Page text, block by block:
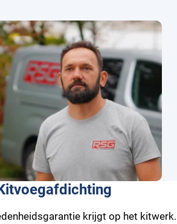
krijgt op het kitwerk.